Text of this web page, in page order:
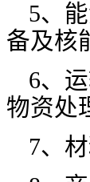
5、
备及核
6、
物资处
7、